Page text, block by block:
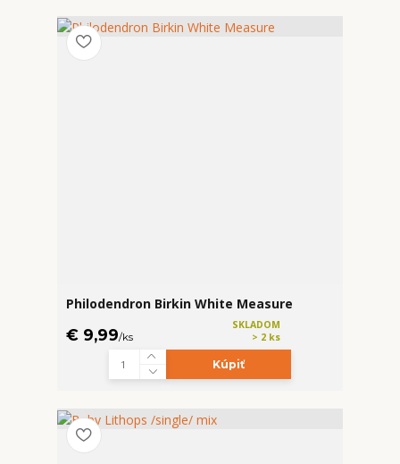
Philodendron Birkin White Measure
€ 9,99/ks
SKLADOM
> 2 ks
Kúpiť